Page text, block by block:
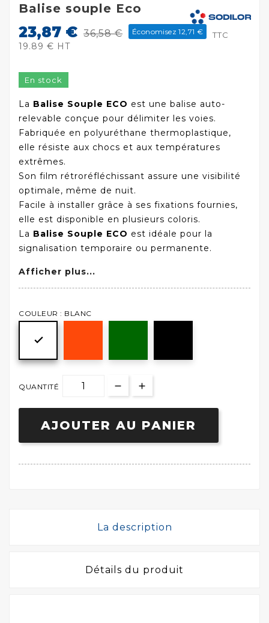
Balise souple Eco
23,87 € 36,58 € Économisez 12,71 € TTC
19.89 € HT
En stock
La Balise Souple ECO est une balise auto-
relevable conçue pour délimiter les voies.
Fabriquée en polyuréthane thermoplastique,
elle résiste aux chocs et aux températures
extrêmes.
Son film rétroréfléchissant assure une visibilité
optimale, même de nuit.
Facile à installer grâce à ses fixations fournies,
elle est disponible en plusieurs coloris.
La Balise Souple ECO est idéale pour la
signalisation temporaire ou permanente.
Afficher plus...
COULEUR : BLANC

QUANTITÉ
AJOUTER AU PANIER
La description
Détails du produit